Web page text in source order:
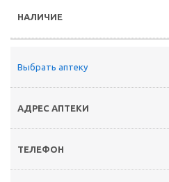
Выбрать аптеку